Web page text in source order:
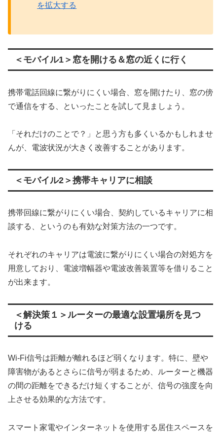
を拡大する
＜モバイル1＞窓を開ける＆窓の近くに行く
携帯電話回線に繋がりにくい場合、窓を開けたり、窓の傍
で通信をする、といったことを試して見ましょう。
「それだけのことで？」と思う方も多くいるかもしれませ
んが、電波状況が大きく改善することがあります。
＜モバイル2＞携帯キャリアに相談
携帯回線に繋がりにくい場合、契約しているキャリアに相
談する、というのも有効な対策方法の一つです。
それぞれのキャリアは電波に繋がりにくい場合の対処方を
用意しており、電波増幅器や電波改善装置等を借りること
が出来ます。
＜解決策１＞ルーターの最適な設置場所を見つ
ける
Wi-Fi信号は距離が離れるほど弱くなります。特に、壁や
障害物があるとさらに信号が弱まるため、ルーターと機器
の間の距離をできるだけ短くすることが、信号の強度を向
上させる効果的な方法です。
スマート家電やインターネットを使用する居住スペースを